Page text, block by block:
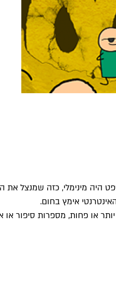
היה מינימלי, כזה שמנצל את
קומיקס מורכבות יותר או פחות, מספרות